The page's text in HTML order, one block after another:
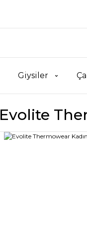
Giysiler
Evolite